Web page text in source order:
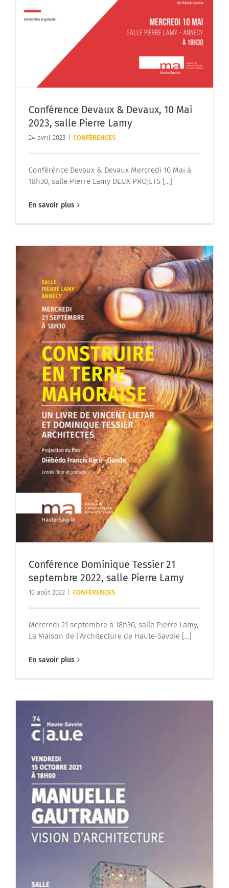
Conférence Devaux & Devaux, 10 Mai
2023, salle Pierre Lamy
24 avril 2023 CONFÉRENCES
Conférénce Devaux & Devaux Mercredi 10 Mai à
18h30, salle Pierre Lamy DEUX PROJETS [...]
En savoir plus
Conférence Dominique Tessier 21
septembre 2022, salle Pierre Lamy
10 août 2022 CONFÉRENCES
Mercredi 21 septembre à 18h30, salle Pierre Lamy,
La Maison de l’Architecture de Haute-Savoie [...]
En savoir plus